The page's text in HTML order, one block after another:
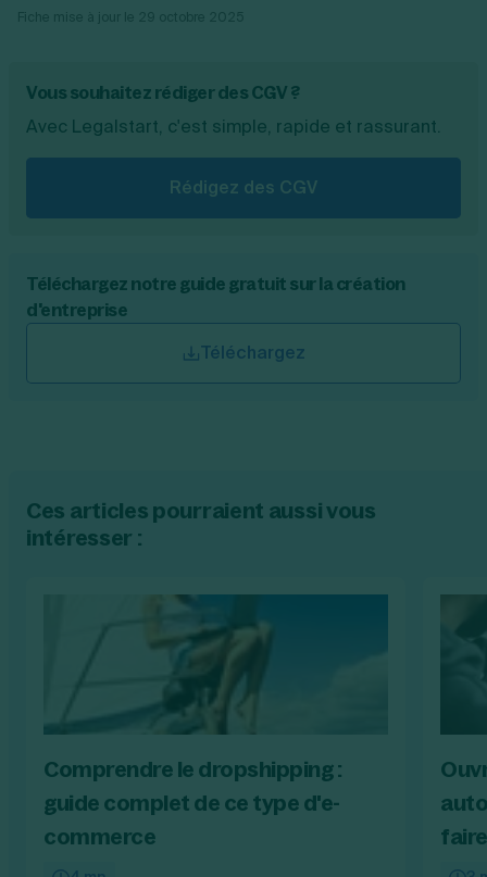
Vous souhaitez rédiger des CGV ?
Avec Legalstart, c'est simple, rapide et rassurant.
Rédigez des CGV
Téléchargez notre guide gratuit sur la création
d'entreprise
Téléchargez
Ces articles pourraient aussi vous
intéresser :
Comprendre le dropshipping :
guide complet de ce type d'e-
commerce